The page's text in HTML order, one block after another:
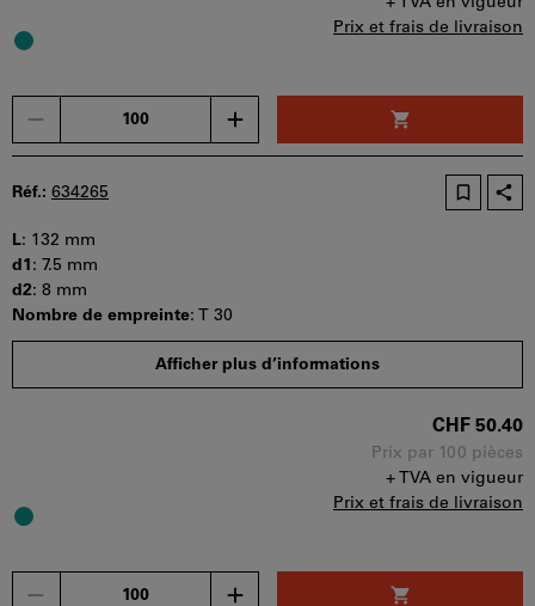
Prix et frais de livraison
bon
d'achat
être
utilisé
par
panier.
Réf.: 634265
L: 132 mm
d1 : 7.5 mm
d2: 8 mm
Nombre de empreinte: T 30
Quantité minimale de commande : 100 pièces
Etapes de la commande : 100 pièces
Afficher plus d’informations
CHF 50.40
Prix par 100 pièces
+ TVA en vigueur
Prix et frais de livraison